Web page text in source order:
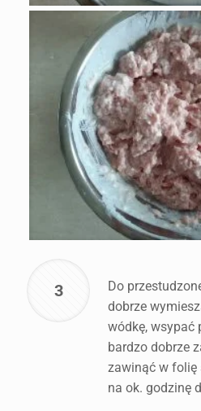
3
Do
dobrze
wódkę, wsypać
bardzo dobrze
zawinąć w folię
na ok. godzinę